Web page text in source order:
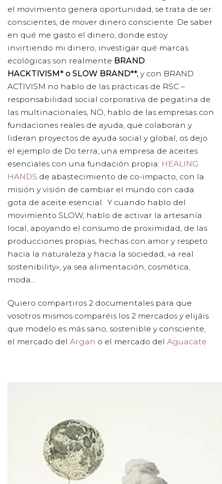
el movimiento genera oportunidad, se trata de ser
conscientes, de mover dinero consciente. De saber
en qué me gasto el dinero, donde estoy
invirtiendo mi dinero, investigar qué marcas
ecológicas son realmente BRAND
HACKTIVISM* o SLOW BRAND**, y con BRAND
ACTIVISM no hablo de las prácticas de RSC –
responsabilidad social corporativa de pegatina de
las multinacionales, NO, hablo de las empresas con
fundaciones reales de ayuda, que colaboran y
lideran proyectos de ayuda social y global, os dejo
el ejemplo de Do terra, una empresa de aceites
esenciales con una fundación propia: HEALING
HANDS de abastecimiento de co-impacto, con la
misión y visión de cambiar el mundo con cada
gota de aceite esencial. Y cuando hablo del
movimiento SLOW, hablo de activar la artesanía
local, apoyando el consumo de proximidad, de las
producciones propias, hechas con amor y respeto
hacia la naturaleza y hacia la sociedad, «a real
sostenibility», ya sea alimentación, cosmética,
moda…
Quiero compartiros 2 documentales para que
vosotros mismos comparéis los 2 mercados y elijáis
que modelo es más sano, sostenible y consciente,
el mercado del Argan o el mercado del Aguacate